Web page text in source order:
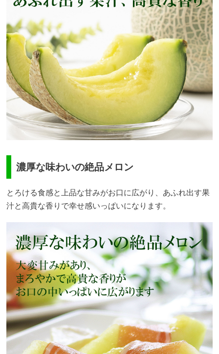
濃厚な味わいの絶品メロン
とろける食感と上品な甘みがお口に広がり、あふれ出す果
汁と高貴な香りで幸せ感いっぱいになります。